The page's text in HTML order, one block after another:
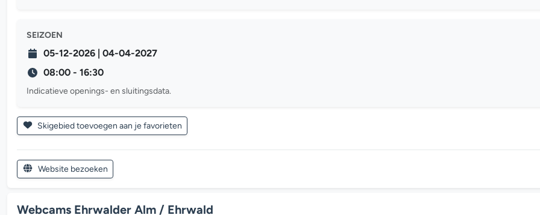
SEIZOEN
05-12-2026 | 04-04-2027
08:00 - 16:30
Indicatieve openings- en sluitingsdata.
Skigebied toevoegen aan je favorieten
Website bezoeken
Webcams Ehrwalder Alm / Ehrwald